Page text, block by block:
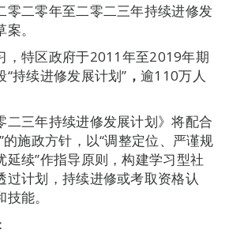
零二零年至二零二三年持续进修发
。
，特区政府于2011年至2019年期
“持续进修发展计划” ，逾110万人
二三年持续进修发展计划》将配合
的施政方针，以“调整定位、严谨规
延续”作指导原则，构建学习型社
过计划，持续进修或考取资格认
能。